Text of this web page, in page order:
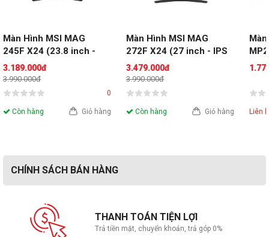
Màn Hình MSI MAG
245F X24 (23.8 inch -
IPS - FHD - 240Hz -
0.5ms)
3.189.000đ
3.990.000đ
0
Còn hàng Giỏ hàng
Màn Hình MSI MAG
272F X24 (27 inch - IPS
- FHD - 240Hz - 0.5ms)
3.479.000đ
3.990.000đ
Còn hàng Giỏ hàng
| VA
Liên
CHÍNH SÁCH BÁN HÀNG
THANH TOÁN TIỆN LỢI
Trả tiền mặt, chuyển khoản, trả góp 0%